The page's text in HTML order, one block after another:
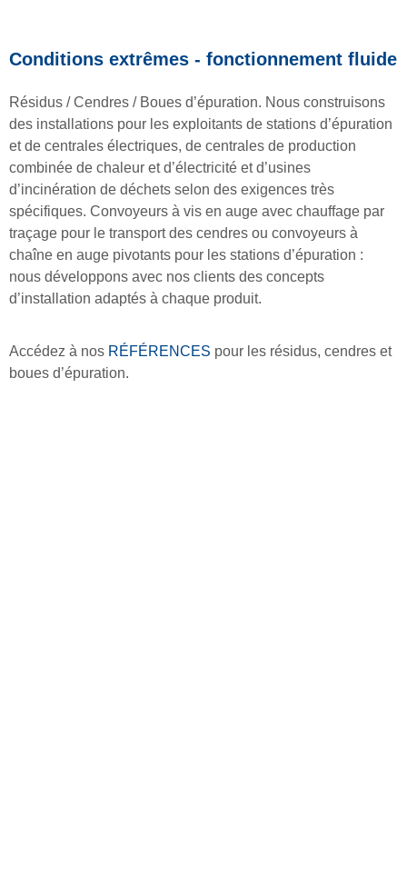
Conditions extrêmes - fonctionnement fluide
Résidus / Cendres / Boues d’épuration. Nous construisons
des installations pour les exploitants de stations d’épuration
et de centrales électriques, de centrales de production
combinée de chaleur et d’électricité et d’usines
d’incinération de déchets selon des exigences très
spécifiques. Convoyeurs à vis en auge avec chauffage par
traçage pour le transport des cendres ou convoyeurs à
chaîne en auge pivotants pour les stations d’épuration :
nous développons avec nos clients des concepts
d’installation adaptés à chaque produit.
Accédez à nos RÉFÉRENCES pour les résidus, cendres et
boues d’épuration.